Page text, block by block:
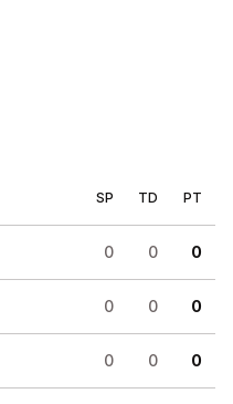
SP TD PT
0 0 0
0 0 0
0 0 0